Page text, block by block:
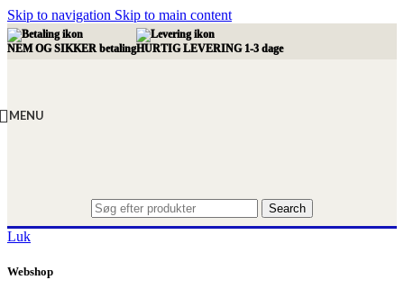
Skip to navigation Skip to main content
NEM OG SIKKER betalingHURTIG LEVERING 1-3 dage
MENU
Search
Luk
Webshop